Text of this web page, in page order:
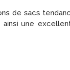
sacs
une